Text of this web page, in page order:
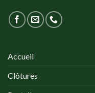
Accueil
Clôtures